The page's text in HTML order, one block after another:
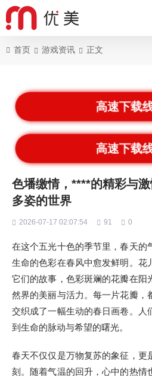
首页 游戏资讯 正文
高速下载
高速下载
色墦缴情，****的精彩与
多姿的世界
2026-07-17 02:07:54 91 0
在这个五光十色的季节里，春天的
生命的色彩在春风中愈发鲜明。花
它们的故事，色彩斑斓的花瓣在阳
然界的美丽与活力。每一片花瓣，
交织成了一幅生动的春日画卷。人
到生命的脉动与希望的曙光。
春天不仅仅是万物复苏的象征，更
刻。随着气温的回升，心中的热情